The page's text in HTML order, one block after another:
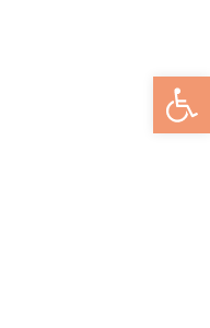
Deschide